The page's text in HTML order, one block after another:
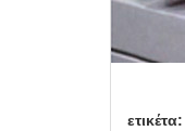
ετικέτα: